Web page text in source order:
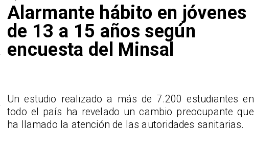
Alarmante hábito en jóvenes
de 13 a 15 años según
encuesta del Minsal
Un estudio realizado a más de 7.200 estudiantes en
todo el país ha revelado un cambio preocupante que
ha llamado la atención de las autoridades sanitarias.